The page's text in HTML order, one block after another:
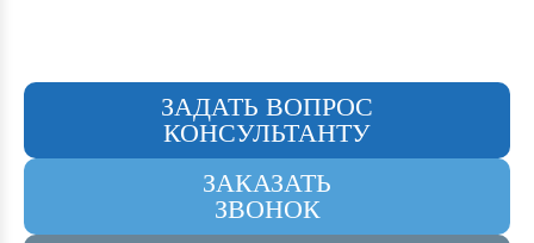
ЗАДАТЬ ВОПРОС
КОНСУЛЬТАНТУ
ЗАКАЗАТЬ
ЗВОНОК